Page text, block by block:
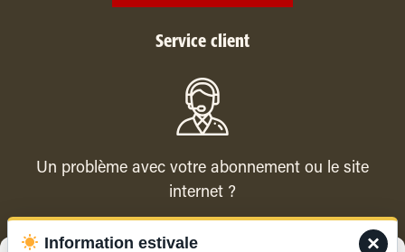
Service client
Un problème avec votre abonnement ou le site
internet ?
Contacter le service client ×
Information estivale